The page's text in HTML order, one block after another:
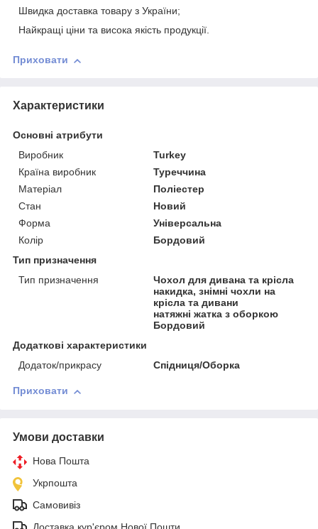
Швидка доставка товару з України;
Найкращі ціни та висока якість продукції.
Приховати
Характеристики
Основні атрибути
Виробник
Turkey
Країна виробник
Туреччина
Матеріал
Поліестер
Стан
Новий
Форма
Універсальна
Колір
Бордовий
Тип призначення
Тип призначення
Чохол для дивана та крісла
накидка, знімні чохли на
крісла та дивани
натяжні жатка з оборкою
Бордовий
Додаткові характеристики
Додаток/прикрасу
Спідниця/Оборка
Приховати
Умови доставки
Нова Пошта
Укрпошта
Самовивіз